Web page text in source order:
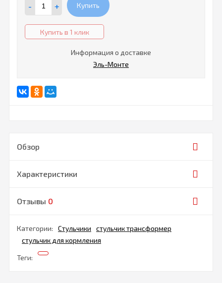
- + Купить
Купить в 1 клик
Информация о доставке
Эль-Монте
Обзор
Характеристики
Отзывы 0
Категории: Стульчики
стульчик трансформер
стульчик для кормления
Теги: